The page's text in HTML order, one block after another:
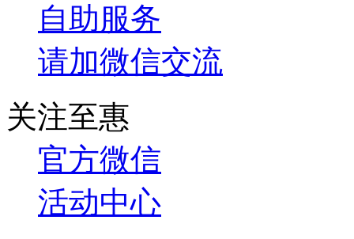
自助服务
请加微信交流
关注至惠
官方微信
活动中心